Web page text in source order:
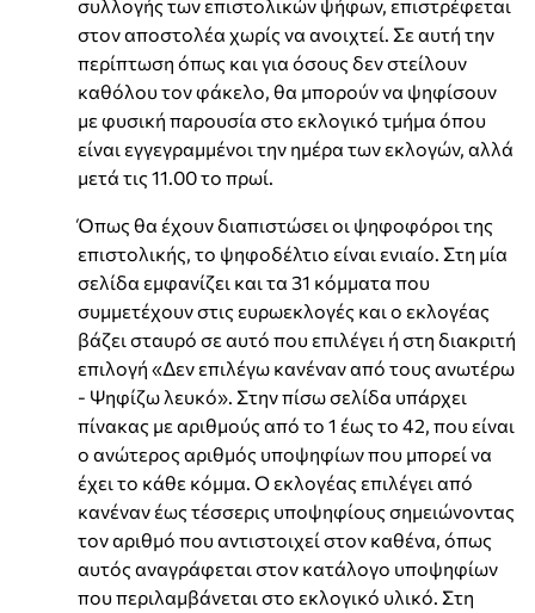
συλλογής των επιστολικών ψήφων, επιστρέφεται
στον αποστολέα χωρίς να ανοιχτεί. Σε αυτή την
περίπτωση όπως και για όσους δεν στείλουν
καθόλου τον φάκελο, θα μπορούν να ψηφίσουν
με φυσική παρουσία στο εκλογικό τμήμα όπου
είναι εγγεγραμμένοι την ημέρα των εκλογών, αλλά
μετά τις 11.00 το πρωί.
Όπως θα έχουν διαπιστώσει οι ψηφοφόροι της
επιστολικής, το ψηφοδέλτιο είναι ενιαίο. Στη μία
σελίδα εμφανίζει και τα 31 κόμματα που
συμμετέχουν στις ευρωεκλογές και ο εκλογέας
βάζει σταυρό σε αυτό που επιλέγει ή στη διακριτή
επιλογή «Δεν επιλέγω κανέναν από τους ανωτέρω
- Ψηφίζω λευκό». Στην πίσω σελίδα υπάρχει
πίνακας με αριθμούς από το 1 έως το 42, που είναι
ο ανώτερος αριθμός υποψηφίων που μπορεί να
έχει το κάθε κόμμα. Ο εκλογέας επιλέγει από
κανέναν έως τέσσερις υποψηφίους σημειώνοντας
τον αριθμό που αντιστοιχεί στον καθένα, όπως
αυτός αναγράφεται στον κατάλογο υποψηφίων
που περιλαμβάνεται στο εκλογικό υλικό. Στη